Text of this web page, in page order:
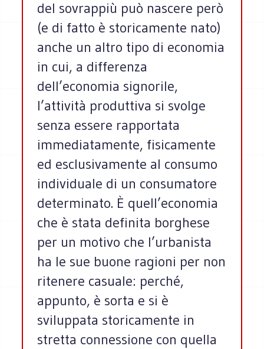
del sovrappiù può nascere però
(e di fatto è storicamente nato)
anche un altro tipo di economia
in cui, a differenza
dell’economia signorile,
l’attività produttiva si svolge
senza essere rapportata
immediatamente, fisicamente
ed esclusivamente al consumo
individuale di un consumatore
determinato. È quell’economia
che è stata definita borghese
per un motivo che l’urbanista
ha le sue buone ragioni per non
ritenere casuale: perché,
appunto, è sorta e si è
sviluppata storicamente in
stretta connessione con quella